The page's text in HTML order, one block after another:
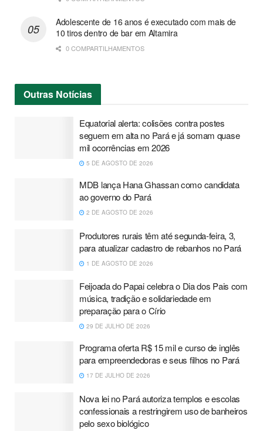
Adolescente de 16 anos é executado com mais de
10 tiros dentro de bar em Altamira
0 COMPARTILHAMENTOS
Outras Notícias
Equatorial alerta: colisões contra postes
seguem em alta no Pará e já somam quase
mil ocorrências em 2026
5 DE AGOSTO DE 2026
MDB lança Hana Ghassan como candidata
ao governo do Pará
2 DE AGOSTO DE 2026
Produtores rurais têm até segunda-feira, 3,
para atualizar cadastro de rebanhos no Pará
1 DE AGOSTO DE 2026
Feijoada do Papai celebra o Dia dos Pais com
música, tradição e solidariedade em
preparação para o Círio
29 DE JULHO DE 2026
Programa oferta R$ 15 mil e curso de inglês
para empreendedoras e seus filhos no Pará
17 DE JULHO DE 2026
Nova lei no Pará autoriza templos e escolas
confessionais a restringirem uso de banheiros
pelo sexo biológico